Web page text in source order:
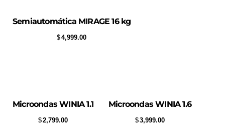
Semiautomática MIRAGE 16 kg
$4,999.00
Microondas WINIA 1.1
$2,799.00
Microondas WINIA 1.6
$3,999.00